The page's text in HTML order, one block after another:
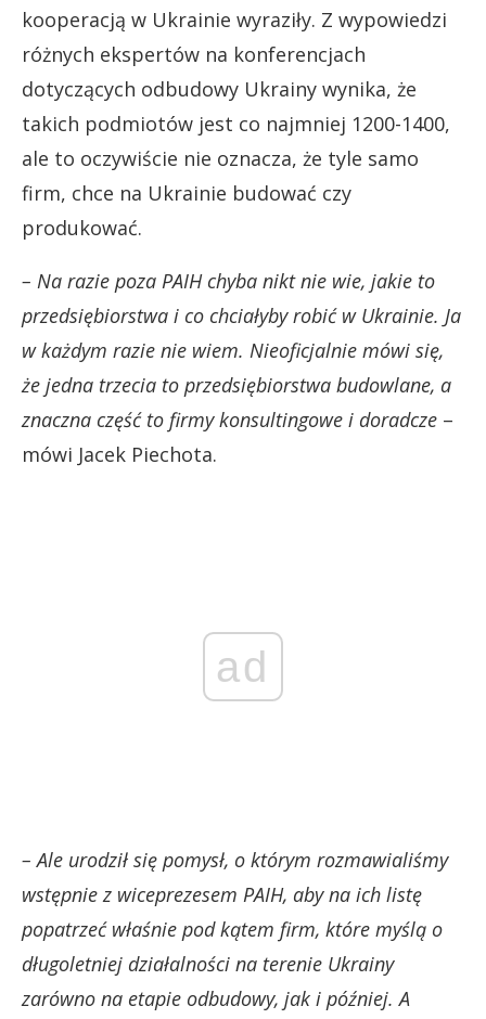
kooperacją w Ukrainie wyraziły. Z wypowiedzi
różnych ekspertów na konferencjach
dotyczących odbudowy Ukrainy wynika, że
takich podmiotów jest co najmniej 1200-1400,
ale to oczywiście nie oznacza, że tyle samo
firm, chce na Ukrainie budować czy
produkować.
– Na razie poza PAIH chyba nikt nie wie, jakie to
przedsiębiorstwa i co chciałyby robić w Ukrainie. Ja
w każdym razie nie wiem. Nieoficjalnie mówi się,
że jedna trzecia to przedsiębiorstwa budowlane, a
znaczna część to firmy konsultingowe i doradcze –
mówi Jacek Piechota.
ad
– Ale urodził się pomysł, o którym rozmawialiśmy
wstępnie z wiceprezesem PAIH, aby na ich listę
popatrzeć właśnie pod kątem firm, które myślą o
długoletniej działalności na terenie Ukrainy
zarówno na etapie odbudowy, jak i później. A